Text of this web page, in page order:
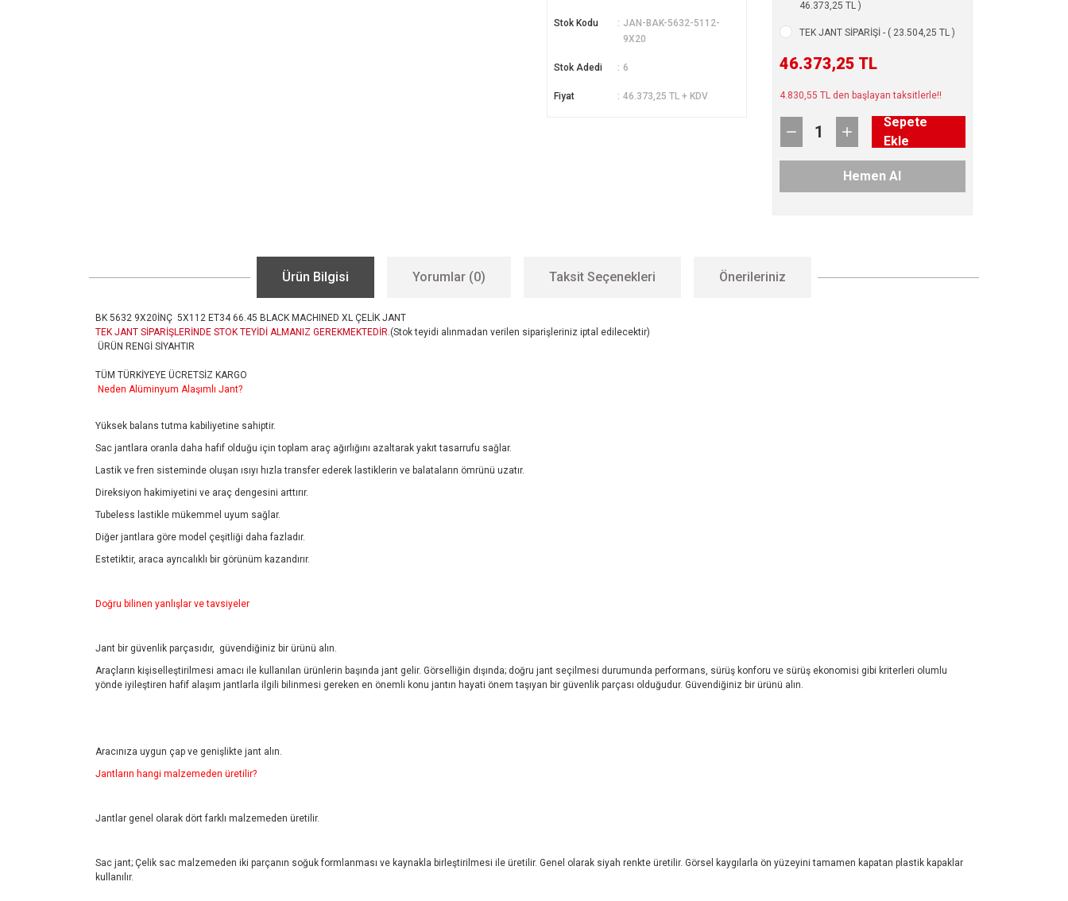
Stok Kodu
JAN-BAK-5632-5112-
9X20
Stok Adedi 6
Fiyat 46.373,25 TL + KDV
46.373,25 TL )
TEK JANT SİPARİŞİ - ( 23.504,25 TL )
46.373,25 TL
4.830,55 TL den başlayan taksitlerle!!
Sepete
Ekle
Hemen Al
Ürün Bilgisi Yorumlar (0) Taksit Seçenekleri Önerileriniz
BK 5632 9X20İNÇ 5X112 ET34 66.45 BLACK MACHINED XL ÇELİK JANT
TEK JANT SİPARİŞLERİNDE STOK TEYİDİ ALMANIZ GEREKMEKTEDİR.(Stok teyidi alınmadan verilen siparişleriniz iptal edilecektir)
ÜRÜN RENGİ SİYAHTIR
TÜM TÜRKİYEYE ÜCRETSİZ KARGO
Neden Alüminyum Alaşımlı Jant?
Yüksek balans tutma kabiliyetine sahiptir.
Sac jantlara oranla daha hafif olduğu için toplam araç ağırlığını azaltarak yakıt tasarrufu sağlar.
Lastik ve fren sisteminde oluşan ısıyı hızla transfer ederek lastiklerin ve balataların ömrünü uzatır.
Direksiyon hakimiyetini ve araç dengesini arttırır.
Tubeless lastikle mükemmel uyum sağlar.
Diğer jantlara göre model çeşitliği daha fazladır.
Estetiktir, araca ayrıcalıklı bir görünüm kazandırır.
Doğru bilinen yanlışlar ve tavsiyeler
Jant bir güvenlik parçasıdır, güvendiğiniz bir ürünü alın.
Araçların kişiselleştirilmesi amacı ile kullanılan ürünlerin başında jant gelir. Görselliğin dışında; doğru jant seçilmesi durumunda performans, sürüş konforu ve sürüş ekonomisi gibi kriterleri olumlu
yönde iyileştiren hafif alaşım jantlarla ilgili bilinmesi gereken en önemli konu jantın hayati önem taşıyan bir güvenlik parçası olduğudur. Güvendiğiniz bir ürünü alın.
Aracınıza uygun çap ve genişlikte jant alın.
Jantların hangi malzemeden üretilir?
Jantlar genel olarak dört farklı malzemeden üretilir.
Sac jant; Çelik sac malzemeden iki parçanın soğuk formlanması ve kaynakla birleştirilmesi ile üretilir. Genel olarak siyah renkte üretilir. Görsel kaygılarla ön yüzeyini tamamen kapatan plastik kapaklar
kullanılır.